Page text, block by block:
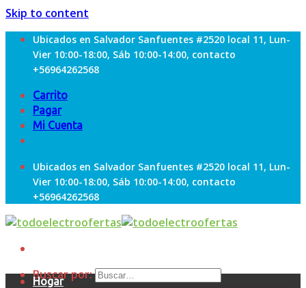
Skip to content
Ubicados en Salvador Sanfuentes #2520 local 11, Lun-
Vier 10:00-18:00, Sáb 10:00-14:00, contacto
+56964262568
Carrito
Pagar
Mi Cuenta
Ubicados en Salvador Sanfuentes #2520 local 11, Lun-
Vier 10:00-18:00, Sáb 10:00-14:00, contacto
+56964262568
Buscar por:
Hogar